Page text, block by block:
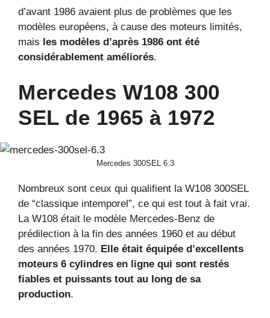
d’avant 1986 avaient plus de problèmes que les
modèles européens, à cause des moteurs limités,
mais les modèles d’après 1986 ont été
considérablement améliorés.
Mercedes W108 300
SEL de 1965 à 1972
Mercedes 300SEL 6.3
Nombreux sont ceux qui qualifient la W108 300SEL
de “classique intemporel”, ce qui est tout à fait vrai.
La W108 était le modèle Mercedes-Benz de
prédilection à la fin des années 1960 et au début
des années 1970. Elle était équipée d’excellents
moteurs 6 cylindres en ligne qui sont restés
fiables et puissants tout au long de sa
production.